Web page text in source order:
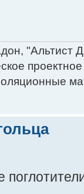
"Альтист